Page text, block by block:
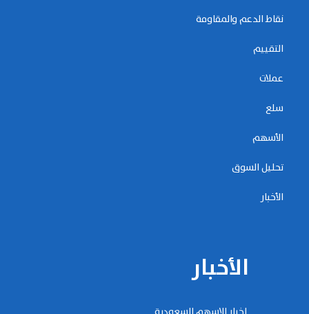
نقاط الدعم والمقاومة
التقييم
عملات
سلع
الأسهم
تحليل السوق
الأخبار
الأخبار